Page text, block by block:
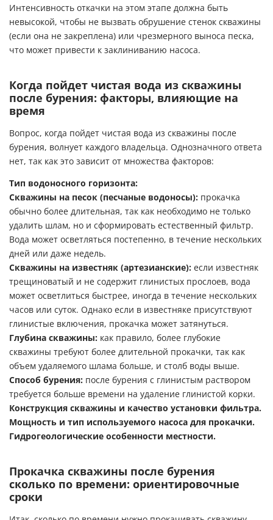
Интенсивность откачки на этом этапе должна быть
невысокой, чтобы не вызвать обрушение стенок скважины
(если она не закреплена) или чрезмерного выноса песка,
что может привести к заклиниванию насоса.
Когда пойдет чистая вода из скважины
после бурения: факторы, влияющие на
время
Вопрос, когда пойдет чистая вода из скважины после
бурения, волнует каждого владельца. Однозначного ответа
нет, так как это зависит от множества факторов:
Тип водоносного горизонта:
Скважины на песок (песчаные водоносы): прокачка
обычно более длительная, так как необходимо не только
удалить шлам, но и сформировать естественный фильтр.
Вода может осветляться постепенно, в течение нескольких
дней или даже недель.
Скважины на известняк (артезианские): если известняк
трещиноватый и не содержит глинистых прослоев, вода
может осветлиться быстрее, иногда в течение нескольких
часов или суток. Однако если в известняке присутствуют
глинистые включения, прокачка может затянуться.
Глубина скважины: как правило, более глубокие
скважины требуют более длительной прокачки, так как
объем удаляемого шлама больше, и столб воды выше.
Способ бурения: после бурения с глинистым раствором
требуется больше времени на удаление глинистой корки.
Конструкция скважины и качество установки фильтра.
Мощность и тип используемого насоса для прокачки.
Гидрогеологические особенности местности.
Прокачка скважины после бурения
сколько по времени: ориентировочные
сроки